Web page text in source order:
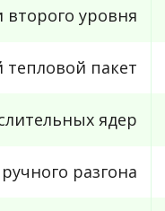
уровня
пакет
ядер
разгона